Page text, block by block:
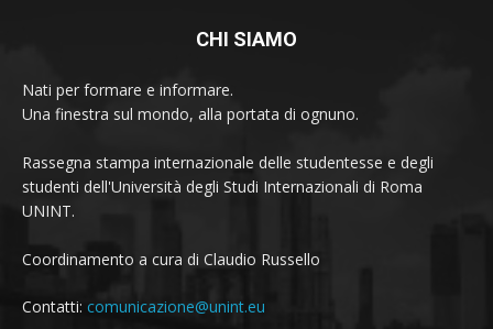
CHI SIAMO
Nati per formare e informare.
Una finestra sul mondo, alla portata di ognuno.
Rassegna stampa internazionale delle studentesse e degli
studenti dell'Università degli Studi Internazionali di Roma
UNINT.
Coordinamento a cura di Claudio Russello
Contatti: comunicazione@unint.eu